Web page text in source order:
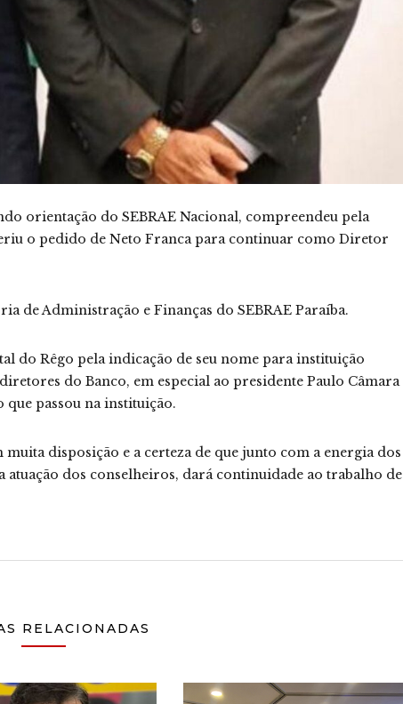
orientação do SEBRAE Nacional, compreendeu pela
o pedido de Neto Franca para continuar como Diretor
de Administração e Finanças do SEBRAE Paraíba.
do Rêgo pela indicação de seu nome para instituição
do Banco, em especial ao presidente Paulo Câmara
passou na instituição.
disposição e a certeza de que junto com a energia dos
dos conselheiros, dará continuidade ao trabalho de
RELACIONADAS